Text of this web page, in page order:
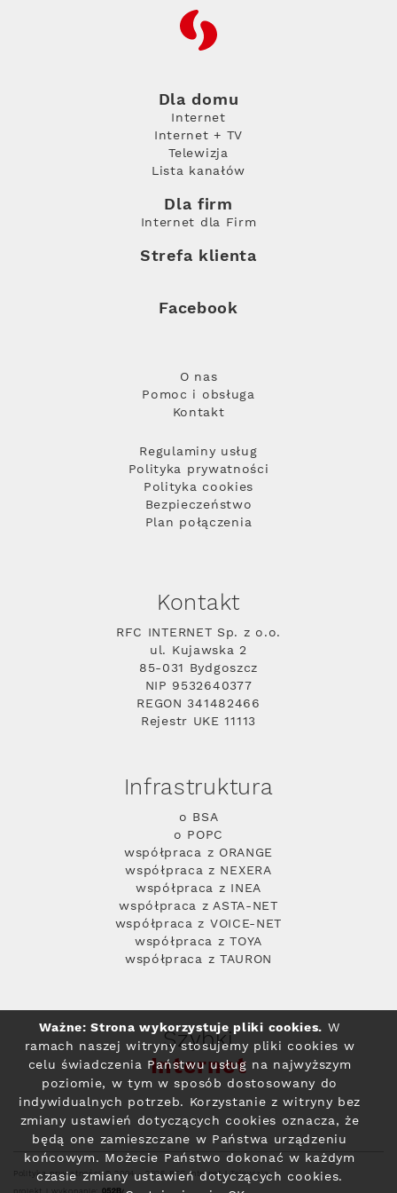
RFC
Dla domu
Internet
Internet + TV
Telewizja
Lista kanałów
Dla firm
Internet dla Firm
Strefa klienta
Facebook
O nas
Pomoc i obsługa
Kontakt
Regulaminy usług
Polityka prywatności
Polityka cookies
Bezpieczeństwo
Plan połączenia
Kontakt
RFC INTERNET Sp. z o.o.
ul. Kujawska 2
85-031 Bydgoszcz
NIP 9532640377
REGON 341482466
Rejestr UKE 11113
Infrastruktura
o BSA
o POPC
współpraca z ORANGE
współpraca z NEXERA
współpraca z INEA
współpraca z ASTA-NET
współpraca z VOICE-NET
współpraca z TOYA
współpraca z TAURON
Szybki
Internet
Polityka prywatności© 2004 - 2026 RFC Internet i Telewizja
Ważne: Strona wykorzystuje pliki cookies. W
ramach naszej witryny stosujemy pliki cookies w
celu świadczenia Państwu usług na najwyższym
poziomie, w tym w sposób dostosowany do
indywidualnych potrzeb. Korzystanie z witryny bez
zmiany ustawień dotyczących cookies oznacza, że
będą one zamieszczane w Państwa urządzeniu
końcowym. Możecie Państwo dokonać w każdym
czasie zmiany ustawień dotyczących cookies.